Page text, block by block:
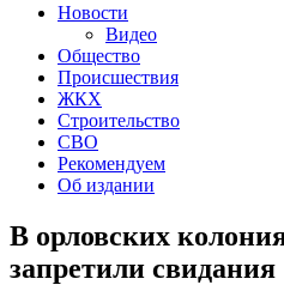
Новости
Видео
Общество
Происшествия
ЖКХ
Строительство
СВО
Рекомендуем
Об издании
В орловских
запретили свидания